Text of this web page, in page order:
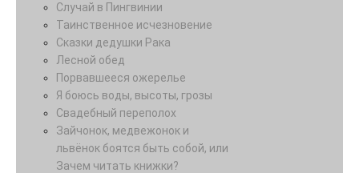
Случай в Пингвинии
Таинственное исчезновение
Сказки дедушки Рака
Лесной обед
Порвавшееся ожерелье
Я боюсь воды, высоты, грозы
Свадебный переполох
Зайчонок, медвежонок и
львёнок боятся быть собой, или
Зачем читать книжки?